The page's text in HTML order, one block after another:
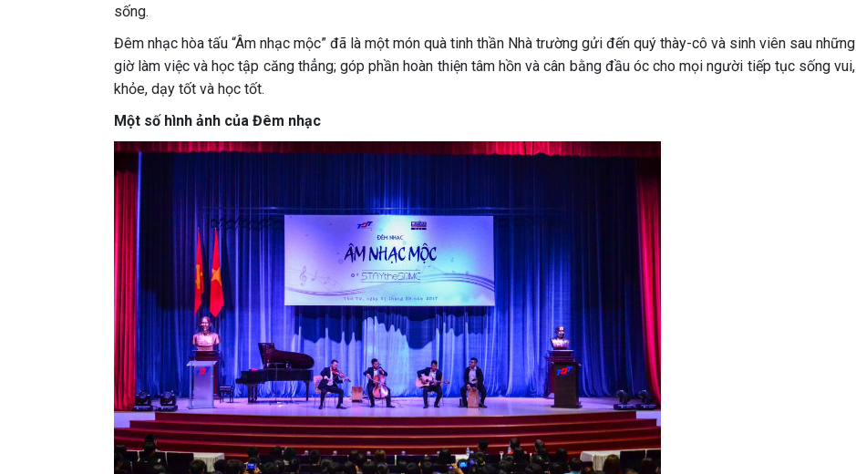
sống.
Đêm nhạc hòa tấu “Âm nhạc mộc” đã là một món quà tinh thần Nhà trường gửi đến quý thày-cô và sinh viên sau những
giờ làm việc và học tập căng thẳng; góp phần hoàn thiện tâm hồn và cân bằng đầu óc cho mọi người tiếp tục sống vui,
khỏe, dạy tốt và học tốt.
Một số hình ảnh của Đêm nhạc